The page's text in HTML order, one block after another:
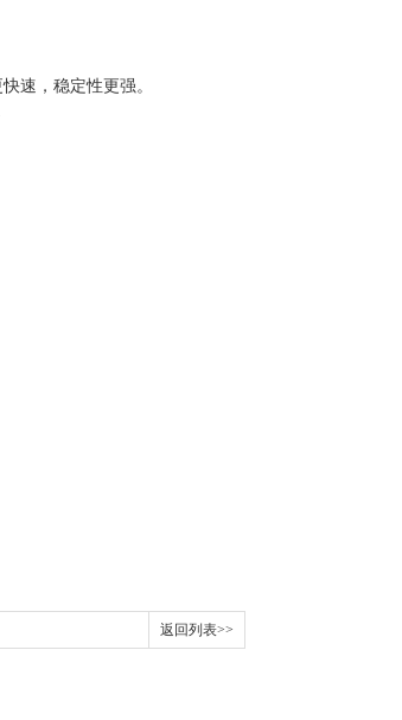
速，稳定性更强。
返回列表>>